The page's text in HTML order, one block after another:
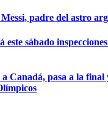
padre del astro
sábado
Canadá, pasa a la final